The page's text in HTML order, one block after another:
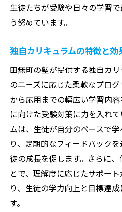
地域の教育ニーズに
親と塾のコミュニケ
地域特有の教育課題
塾と地域社会の持続
親子で参加できる学
田無町の塾での個別指導
達成をサポート
個別指導のメリット
生徒一人ひとりのニ
専任講師によるきめ
モチベーションを引
生徒たちが受験や日々の学習
う努めています。
独自カリキュラムの特徴と効
田無町の塾が提供する独自カ
のニーズに応じた柔軟なプロ
から応用までの幅広い学習内
に向けた受験対策に力を入れ
ムは、生徒が自分のペースで
り、定期的なフィードバック
徒の成長を促します。さらに
とで、理解度に応じたサポー
り、生徒の学力向上と目標達
す。